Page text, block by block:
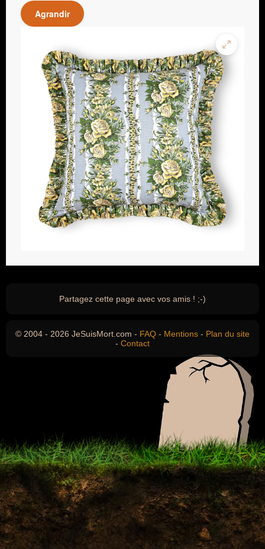
Agrandir
Partagez cette page avec vos amis ! ;-)
© 2004 - 2026 JeSuisMort.com - FAQ - Mentions - Plan du site
- Contact